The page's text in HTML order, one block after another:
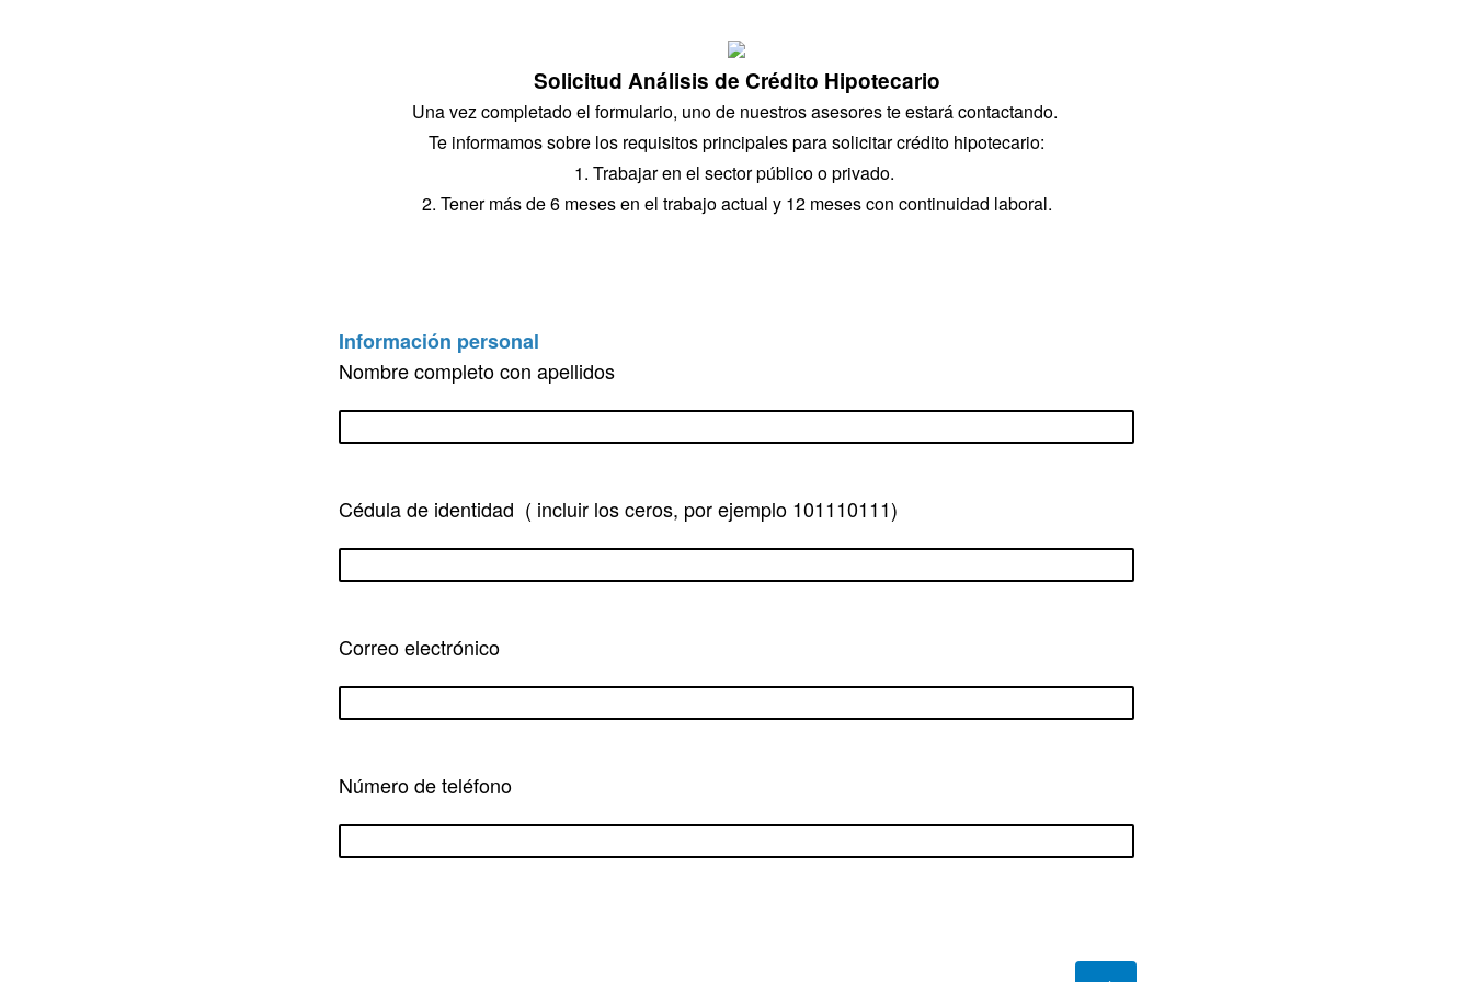
Solicitud Análisis de Crédito Hipotecario
Una vez completado el formulario, uno de nuestros asesores te estará contactando.
Te informamos sobre los requisitos principales para solicitar crédito hipotecario:
1. Trabajar en el sector público o privado.
2. Tener más de 6 meses en el trabajo actual y 12 meses con continuidad laboral.
Información personal
Nombre completo con apellidos
Cédula de identidad ( incluir los ceros, por ejemplo 101110111)
Correo electrónico
Número de teléfono